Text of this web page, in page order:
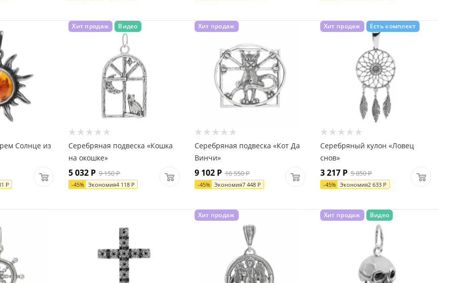
Солнце из
Р
Хит продаж Видео
Серебряная подвеска «Кошка
на окошке»
5 032 Р 9 150Р
-45% Экономия4 118 Р
Хит продаж
Серебряная подвеска «Кот Да
Винчи»
9 102Р 16 550Р
-45% Экономия7 448Р
Хит продаж Есть комплект
Серебряный кулон «Ловец
снов»
3 217Р 5 850Р
-45% Экономия2 633Р
Хит продаж Хит продаж Видео